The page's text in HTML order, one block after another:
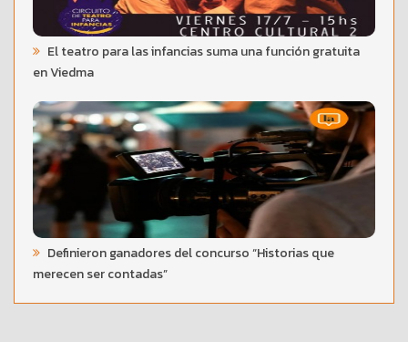
El teatro para las infancias suma una función gratuita
en Viedma
Definieron ganadores del concurso “Historias que
merecen ser contadas”